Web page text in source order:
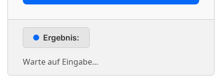
Ergebnis:
Warte auf Eingabe...